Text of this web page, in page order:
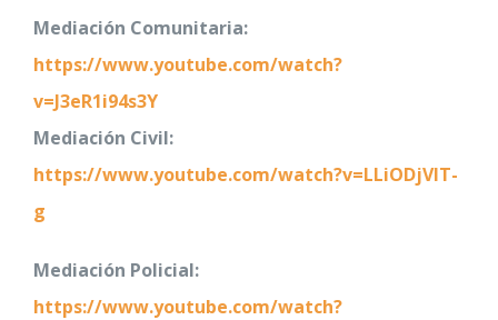
Mediación Comunitaria:
https://www.youtube.com/watch?
v=J3eR1i94s3Y
Mediación Civil:
https://www.youtube.com/watch?v=LLiODjVIT-
g
Mediación Policial:
https://www.youtube.com/watch?